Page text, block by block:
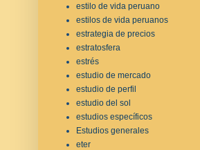
estilo de vida peruano
estilos de vida peruanos
estrategia de precios
estratosfera
estrés
estudio de mercado
estudio de perfil
estudio del sol
estudios específicos
Estudios generales
eter